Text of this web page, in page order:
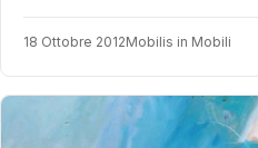
18 Ottobre 2012Mobilis in Mobili